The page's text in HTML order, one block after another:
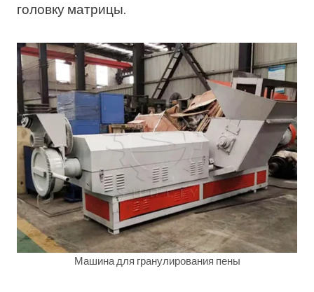
головку матрицы.
Машина для гранулирования пены